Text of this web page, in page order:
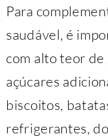
Para
saudável, é
com alto teor
açúcares
biscoitos,
refrigerantes,